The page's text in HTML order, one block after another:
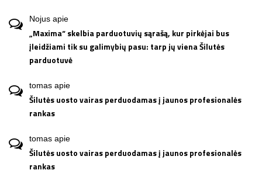
Nojus apie
„Maxima“ skelbia parduotuvių sąrašą, kur pirkėjai bus
įleidžiami tik su galimybių pasu: tarp jų viena Šilutės
parduotuvė
tomas apie
Šilutės uosto vairas perduodamas į jaunos profesionalės
rankas
tomas apie
Šilutės uosto vairas perduodamas į jaunos profesionalės
rankas